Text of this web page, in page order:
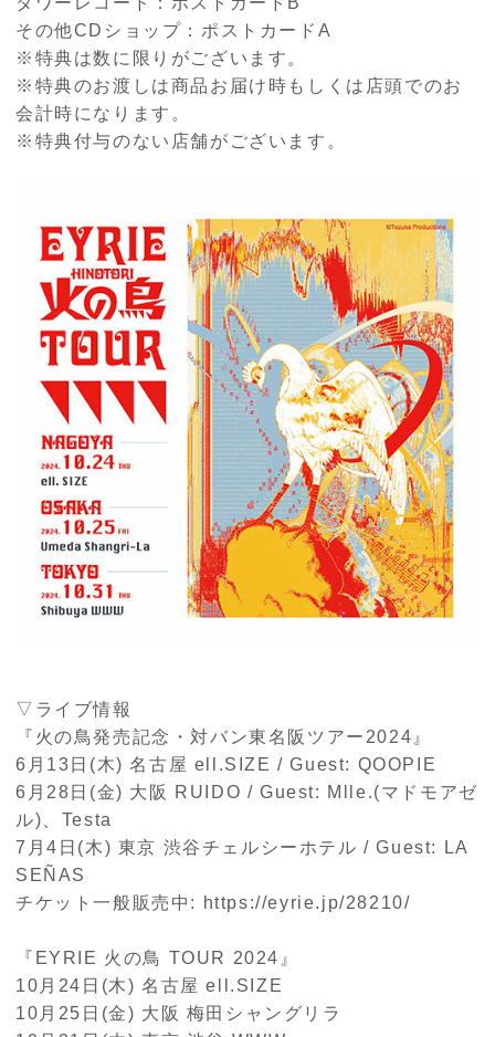
その他CD ショップ：ポストカード A
※特典は数に限りがございます。
※特典のお渡しは商品お届け時もしくは店頭でのお
会計時になります。
※特典付与のない店舗がございます。
▽ライブ情報
『火の鳥発売記念・対バン東名阪ツアー 2024 』
6月 13 日 (木)名古屋 ell.SIZE / Guest: QOOPIE
6月 28 日 (金) 大阪 RUIDO / Guest: Mlle.(マドモアゼ
ル)
Testa
7月4 日 (木) 東京 渋谷チェルシーホテル / Guest: LA
SEÑAS
チケット一般販売中 : https://eyrie.jp/28210/
『 EYRIE 火の鳥 TOUR 2024 』
10月 24 日 (木)名古屋 ell.SIZE
10月 25 日 (金) 大阪 梅田シャングリラ